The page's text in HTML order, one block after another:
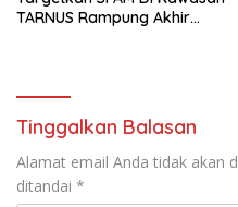
TARNUS Rampung Akhir
Tinggalkan Balasan
Alamat email Anda tidak akan
ditandai *